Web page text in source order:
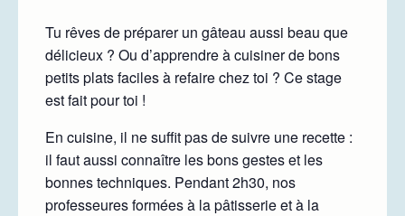
Tu rêves de préparer un gâteau aussi beau que
délicieux ? Ou d’apprendre à cuisiner de bons
petits plats faciles à refaire chez toi ? Ce stage
est fait pour toi !
En cuisine, il ne suffit pas de suivre une recette :
il faut aussi connaître les bons gestes et les
bonnes techniques. Pendant 2h30, nos
professeures formées à la pâtisserie et à la